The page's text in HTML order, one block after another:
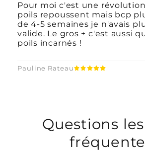
semaines.
Disparition des poils
Pour moi c'est une
poils repoussent mais bcp
de 4-5 semaines je n'avais
valide. Le gros + c'est aussi
poils incarnés !
Pauline Rateau
Questions